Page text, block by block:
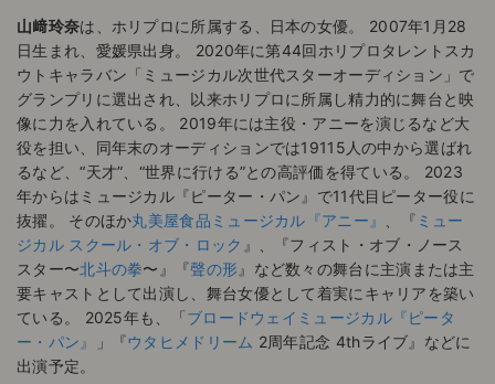
山﨑玲奈は、ホリプロに所属する、日本の女優。 2007年1月28
日生まれ、愛媛県出身。 2020年に第44回ホリプロタレントスカ
ウトキャラバン「ミュージカル次世代スターオーディション」で
グランプリに選出され、以来ホリプロに所属し精力的に舞台と映
像に力を入れている。 2019年には主役・アニーを演じるなど大
役を担い、同年末のオーディションでは19115人の中から選ばれ
るなど、“天才”、“世界に行ける”との高評価を得ている。 2023
年からはミュージカル『ピーター・パン』で11代目ピーター役に
抜擢。 そのほか丸美屋食品ミュージカル『アニー』 、『 ミュー
ジカル スクール・オブ・ロック 』、『フィスト・オブ・ノース
スター〜北斗の拳〜』『聲の形 』など数々の舞台に主演または主
要キャストとして出演し、舞台女優として着実にキャリアを築い
ている。 2025年も、「ブロードウェイミュージカル『ピータ
ー・パン』
」『ウタヒメドリーム 2周年記念 4thライブ』などに
出演予定。